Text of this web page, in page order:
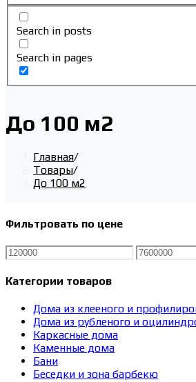
Search in posts
Search in pages
До 100 м2
Главная/
Товары/
До 100 м2
Фильтровать по цене
Минимальная
цена
цена
Категории товаров
Дома из клееного и
Дома из рубленого и
Каркасные дома
Каменные дома
Бани
Беседки и зона барбекю